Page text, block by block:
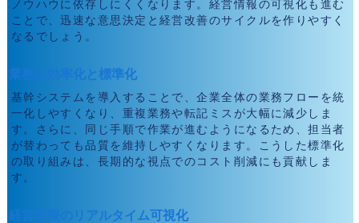
ノウハウに依存しにくくなります。経営情報の可視化も進む
ことで、迅速な意思決定と経営改善のサイクルを作りやすく
なるでしょう。
業務の効率化と標準化
基幹システムを導入することで、企業全体の業務フローを統
一化しやすくなり、重複業務や転記ミスが大幅に減少しま
す。さらに、同じ手順で作業が進むようになるため、担当者
が替わっても品質を維持しやすくなります。こうした標準化
の取り組みは、長期的な視点でのコスト削減にも貢献しま
す。
経営情報のリアルタイム可視化